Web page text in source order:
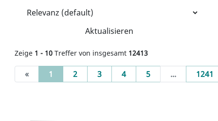
Aktualisieren
Zeige 1 - 10 Treffer von insgesamt 12413
« 1 (current)
2 3 4 5 ... 1241